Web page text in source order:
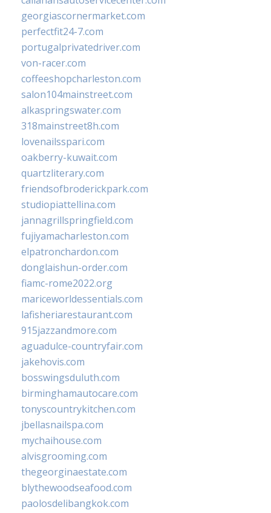
georgiascornermarket.com
perfectfit24-7.com
portugalprivatedriver.com
von-racer.com
coffeeshopcharleston.com
salon104mainstreet.com
alkaspringswater.com
318mainstreet8h.com
lovenailsspari.com
oakberry-kuwait.com
quartzliterary.com
friendsofbroderickpark.com
studiopiattellina.com
jannagrillspringfield.com
fujiyamacharleston.com
elpatronchardon.com
donglaishun-order.com
fiamc-rome2022.org
mariceworldessentials.com
lafisheriarestaurant.com
915jazzandmore.com
aguadulce-countryfair.com
jakehovis.com
bosswingsduluth.com
birminghamautocare.com
tonyscountrykitchen.com
jbellasnailspa.com
mychaihouse.com
alvisgrooming.com
thegeorginaestate.com
blythewoodseafood.com
paolosdelibangkok.com